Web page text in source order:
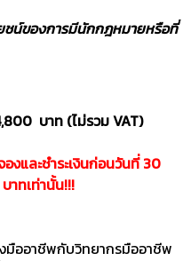
ชน์ของการมีนักกฎหมายหรือที่
บาท (ไม่รวม VAT)
งและชำระเงินก่อนวันที่ 30
าทเท่านั้น!!!
มืออาชีพกับวิทยากรมืออาชีพ